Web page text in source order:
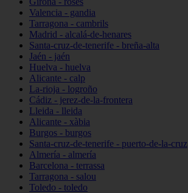
Valencia - gandia
Tarragona - cambrils
Madrid - alcalá-de-henares
Santa-cruz-de-tenerife - breña-alta
Jaén - jaén
Huelva - huelva
Alicante - calp
La-rioja - logroño
Cádiz - jerez-de-la-frontera
Lleida - lleida
Alicante - xàbia
Burgos - burgos
Santa-cruz-de-tenerife - puerto-de-la-cruz
Almería - almería
Barcelona - terrassa
Tarragona - salou
Toledo - toledo